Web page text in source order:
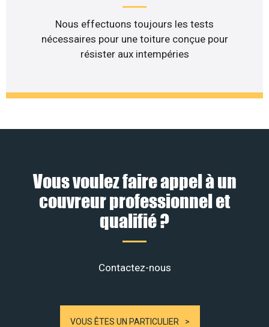
Nous effectuons toujours les tests
nécessaires pour une toiture conçue pour
résister aux intempéries
Vous voulez faire appel à un
couvreur professionnel et
qualifié ?
Contactez-nous
VOUS ÊTES UN PARTICULIER